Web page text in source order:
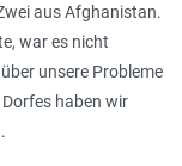
aus Afghanistan.
war es nicht
unsere Probleme
haben wir